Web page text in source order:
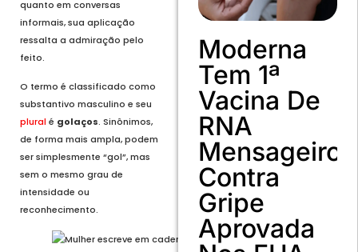
quanto em conversas
informais, sua aplicação
ressalta a admiração pelo
feito.
O termo é classificado como
substantivo masculino e seu
plural é golaços. Sinônimos,
de forma mais ampla, podem
ser simplesmente “gol”, mas
sem o mesmo grau de
intensidade ou
reconhecimento.
Moderna
Tem 1ª
Vacina De
RNA
Mensageiro
Contra
Gripe
Aprovada